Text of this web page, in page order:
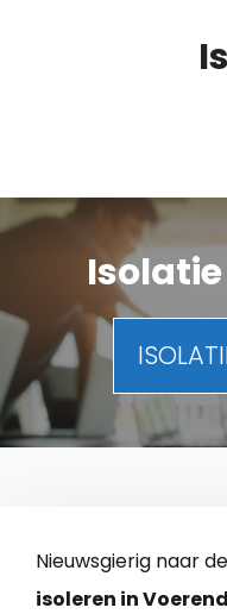
Nieuwsgierig naar
isoleren in